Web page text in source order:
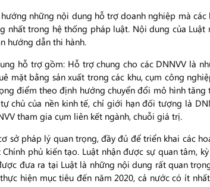
những nội dung hỗ trợ doanh nghiệp mà
nhất trong hệ thống pháp luật. Nội dung của
hướng dẫn thi hành.
hỗ trợ gồm: Hỗ trợ chung cho các DNNVV là
mặt bằng sản xuất trong các khu, cụm công
điểm theo định hướng chuyển đổi mô hình
chủ của nền kinh tế, chỉ giới hạn đối tượng là
tham gia cụm liên kết ngành, chuỗi giá trị.
sở pháp lý quan trọng, đầy đủ để triển khai các
phủ kiến tạo. Luật nhận được sự quan tâm,
đưa ra tại Luật là những nội dung rất quan
hiện mục tiêu đến năm 2020, cả nước có ít